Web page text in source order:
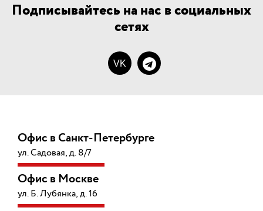
Подписывайтесь на нас в социальных
сетях
VK
Офис в Санкт-Петербурге
ул. Садовая, д. 8/7
Офис в Москве
ул. Б. Лубянка, д. 16